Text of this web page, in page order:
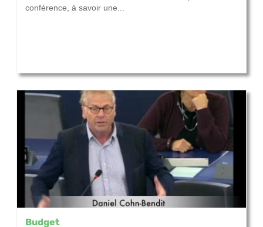
conférence, à savoir une...
Budget